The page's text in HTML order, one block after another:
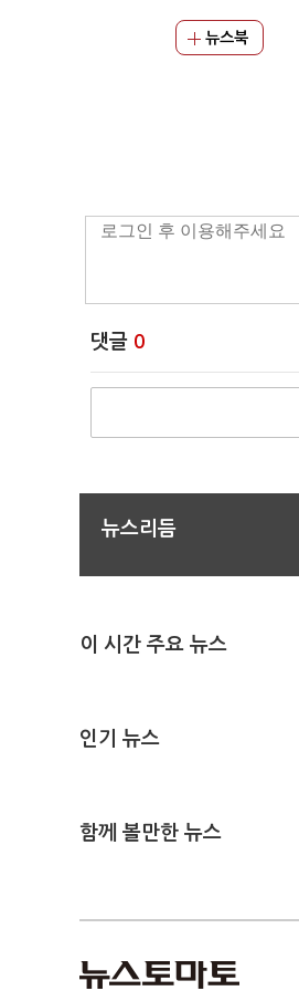
뉴스북
댓글 0
뉴스리듬
이 시간 주요 뉴스
인기 뉴스
함께 볼만한 뉴스